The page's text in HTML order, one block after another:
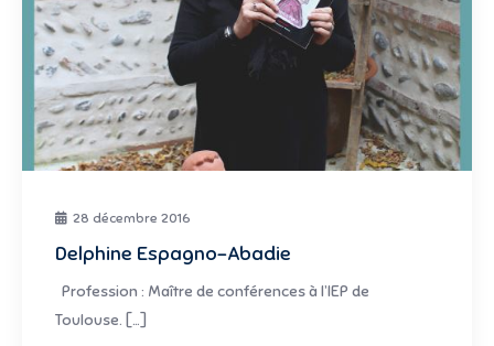
28 décembre 2016
Delphine Espagno-Abadie
Profession : Maître de conférences à l’IEP de
Toulouse. […]